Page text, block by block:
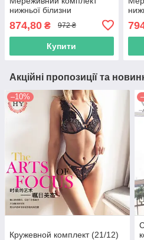
нижньої білизни
874,80 ₴ 972 ₴
Купити
Акційні пропозиції та
–10%
Кружевной комплект (21/12)